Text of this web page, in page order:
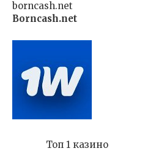
borncash.net
Borncash.net
Топ 1 казино